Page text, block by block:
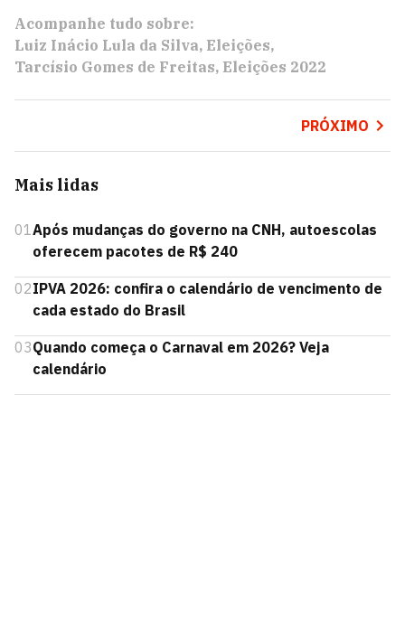
Acompanhe tudo sobre:
Luiz Inácio Lula da Silva Eleições
Tarcísio Gomes de Freitas Eleições 2022
PRÓXIMO
Mais lidas
01Após mudanças do governo na CNH, autoescolas
oferecem pacotes de R$ 240
02IPVA 2026: confira o calendário de vencimento de
cada estado do Brasil
03Quando começa o Carnaval em 2026? Veja
calendário